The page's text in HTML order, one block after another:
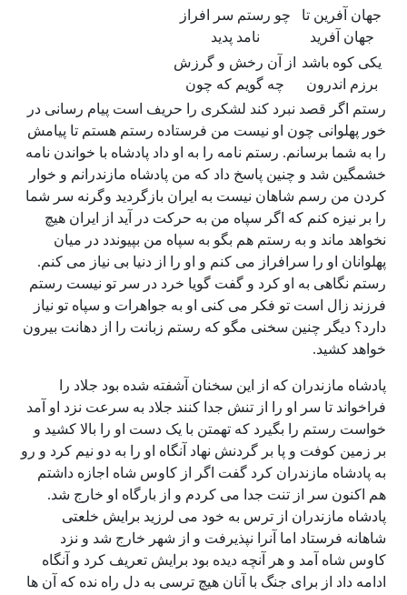
جهان آفرین تا
جهان آفرید
چو رستم سر افراز
نامد پدید
یکی کوه باشد
برزم اندرون
از آن رخش و گرزش
چه گویم که چون
رستم اگر قصد نبرد کند لشکری را حریف است پیام رسانی در
خور پهلوانی چون او نیست من فرستاده رستم هستم تا پیامش
را به شما برسانم. رستم نامه را به او داد پادشاه با خواندن نامه
خشمگین شد و چنین پاسخ داد که من پادشاه مازندرانم و خوار
کردن من رسم شاهان نیست به ایران بازگردید وگرنه سر شما
را بر نیزه کنم که اگر سپاه من به حرکت در آید از ایران هیچ
نخواهد ماند و به رستم هم بگو به سپاه من بپیوندد در میان
پهلوانان او را سرافراز می کنم و او را از دنیا بی نیاز می کنم.
رستم نگاهی به او کرد و گفت گویا خرد در سر تو نیست رستم
فرزند زال است تو فکر می کنی او به جواهرات و سپاه تو نیاز
دارد؟ دیگر چنین سخنی مگو که رستم زبانت را از دهانت بیرون
خواهد کشید.
پادشاه مازندران که از این سخنان آشفته شده بود جلاد را
فراخواند تا سر او را از تنش جدا کنند جلاد به سرعت نزد او آمد
خواست رستم را بگیرد که تهمتن با یک دست او را بالا کشید و
بر زمین کوفت و پا بر گردنش نهاد آنگاه او را به دو نیم کرد و رو
به پادشاه مازندران کرد گفت اگر از کاوس شاه اجازه داشتم
هم اکنون سر از تنت جدا می کردم و از بارگاه او خارج شد.
پادشاه مازندران از ترس به خود می لرزید برایش خلعتی
شاهانه فرستاد اما آنرا نپذیرفت و از شهر خارج شد و نزد
کاوس شاه آمد و هر آنچه دیده بود برایش تعریف کرد و آنگاه
ادامه داد از برای جنگ با آنان هیچ ترسی به دل راه نده که آن ها